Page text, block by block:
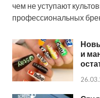
чем не уступают
профессиональных
и